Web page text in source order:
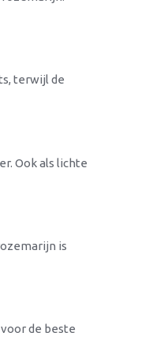
terwijl de
Ook als lichte
is
de beste